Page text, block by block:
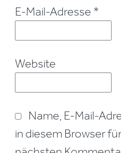
E-Mail-Adresse *
Website
Name, E-Mail-
in diesem Browser